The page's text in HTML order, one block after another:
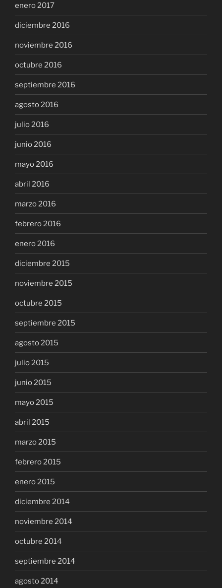
enero 2017
diciembre 2016
noviembre 2016
octubre 2016
septiembre 2016
agosto 2016
julio 2016
junio 2016
mayo 2016
abril 2016
marzo 2016
febrero 2016
enero 2016
diciembre 2015
noviembre 2015
octubre 2015
septiembre 2015
agosto 2015
julio 2015
junio 2015
mayo 2015
abril 2015
marzo 2015
febrero 2015
enero 2015
diciembre 2014
noviembre 2014
octubre 2014
septiembre 2014
agosto 2014